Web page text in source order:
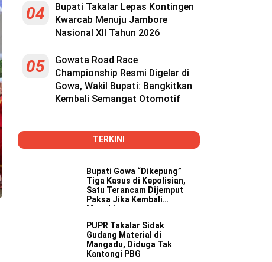
04
Bupati Takalar Lepas Kontingen
Kwarcab Menuju Jambore
Nasional XII Tahun 2026
05
Gowata Road Race
Championship Resmi Digelar di
Gowa, Wakil Bupati: Bangkitkan
Kembali Semangat Otomotif
TERKINI
Bupati Gowa “Dikepung”
Tiga Kasus di Kepolisian,
Satu Terancam Dijemput
Paksa Jika Kembali
Mangkir
PUPR Takalar Sidak
Gudang Material di
Mangadu, Diduga Tak
Kantongi PBG